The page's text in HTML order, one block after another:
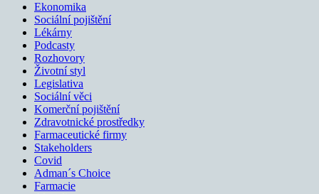
Ekonomika
Sociální pojištění
Lékárny
Podcasty
Rozhovory
Životní styl
Legislativa
Sociální věci
Komerční pojištění
Zdravotnické prostředky
Farmaceutické firmy
Stakeholders
Covid
Adman´s Choice
Farmacie